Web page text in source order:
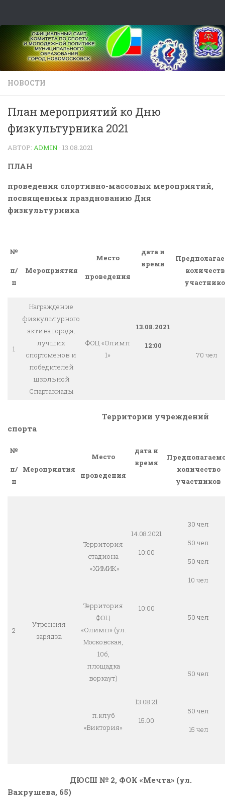
НОВОСТИ
План мероприятий ко Дню
физкультурника 2021
АВТОР: ADMIN · 13.08.2021
ПЛАН
проведения спортивно-массовых мероприятий,
посвященных празднованию Дня
физкультурника
№
п/
п
Мероприятия
Место
проведения
дата и
время
1
Награждение
физкультурного
актива города,
лучших
спортсменов и
победителей
школьной
Спартакиады
ФОЦ «Олимп
1»
13.08.2021
12:00
70 чел
Территории учреждений
спорта
№
п/
п
Мероприятия
Место
проведения
дата и
время
количество
участников
2
Утренняя
зарядка
Территория
стадиона
«ХИМИК»
Территория
ФОЦ
«Олимп» (ул.
Московская,
10б,
площадка
воркаут)
п.клуб
«Виктория»
14.08.2021
10:00
10:00
13.08.21
15.00
30 чел
50 чел
50 чел
10 чел
50 чел
50 чел
50 чел
15 чел
ДЮСШ № 2, ФОК «Мечта» (ул.
Вахрушева, 65)